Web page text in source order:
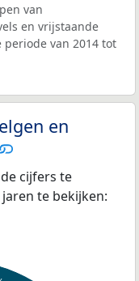
van
en vrijstaande
van 2014 tot
en
cijfers te
te bekijken: